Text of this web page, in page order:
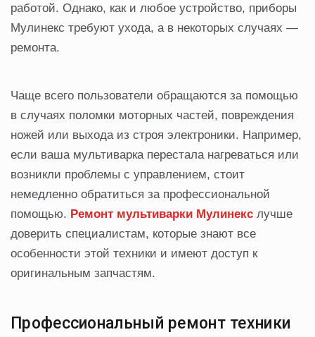
работой. Однако, как и любое устройство, приборы
Мулинекс требуют ухода, а в некоторых случаях —
ремонта.
Чаще всего пользователи обращаются за помощью
в случаях поломки моторных частей, повреждения
ножей или выхода из строя электроники. Например,
если ваша мультиварка перестала нагреваться или
возникли проблемы с управлением, стоит
немедленно обратиться за профессиональной
помощью. Ремонт мультиварки Мулинекс лучше
доверить специалистам, которые знают все
особенности этой техники и имеют доступ к
оригинальным запчастям.
Профессиональный ремонт техники